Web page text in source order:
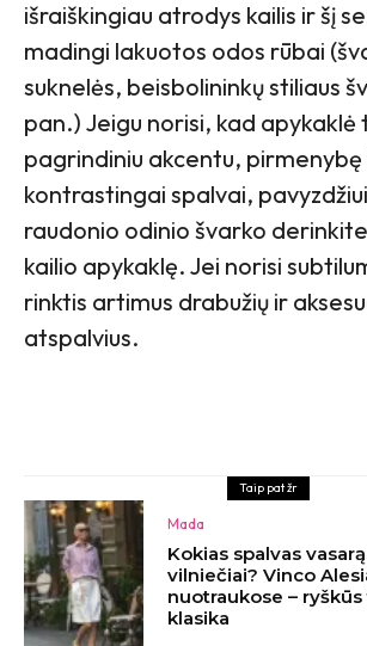
išraiškingiau atrodys kailis ir šį
madingi lakuotos odos rūbai
suknelės, beisbolininkų stiliaus
pan.) Jeigu norisi, kad
pagrindiniu akcentu,
kontrastingai spalvai,
raudonio odinio švarko
kailio apykaklę. Jei norisi
rinktis artimus drabužių ir
atspalvius.
Taip pat žr
Mada
Kokias spalvas
vilniečiai? Vinco
nuotraukose –
klasika